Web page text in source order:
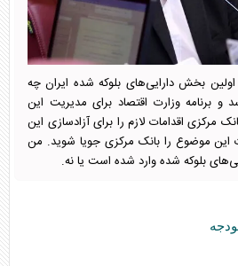
اولین بخش دارایی‌های بلوکه شده ایران چه
برنامه وزارت اقتصاد برای مدیریت این
مرکزی اقدامات لازم را برای آزادسازی این
این موضوع را بانک مرکزی جویا شوید. من
بلوکه شده وارد شده است یا نه.